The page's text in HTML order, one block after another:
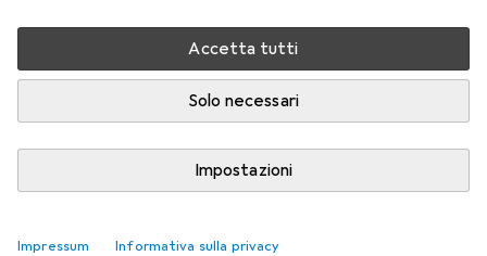
Accetta tutti
Solo necessari
Impostazioni
Impressum Informativa sulla privacy
Consegna tra ven, 14/8 e mar, 18/8
Più di 10 pezzi in stock presso il fornitore
Aggiungi al carrello